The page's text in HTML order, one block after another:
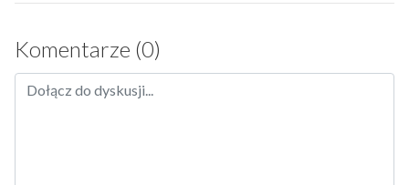
Komentarze (0)